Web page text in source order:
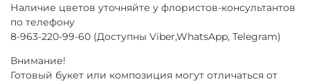
Наличие цветов уточняйте у флористов-консультантов
по телефону
8-963-220-99-60 (Доступны Viber,WhatsApp, Telegram)
Внимание!
Готовый букет или композиция могут отличаться от